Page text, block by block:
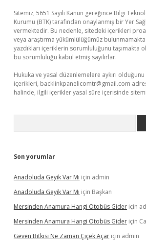
Sitemiz, 5651 Sayılı Kanun gereğince Bilgi
Kurumu (BTK) tarafından onaylanmış bir Yer
vermektedir. Bu nedenle, sitedeki içerikleri
veya araştırma yükümlülüğümüz
yazdıkları içeriklerin sorumluluğunu taşımakta
bu sorumluluğu kabul etmiş sayılırlar.
Hukuka ve yasal düzenlemelere aykırı
içerikleri, backlinkpanelicomtr@gmail.com
halinde, ilgili içerikler yasal süre içerisinde
Son yorumlar
Anadoluda Geyik Var Mı için admin
Anadoluda Geyik Var Mı için Başkan
Mersinden Anamura Hangi Otobüs Gider için
Mersinden Anamura Hangi Otobüs Gider için
Geven Bitkisi Ne Zaman Çiçek Açar için admin